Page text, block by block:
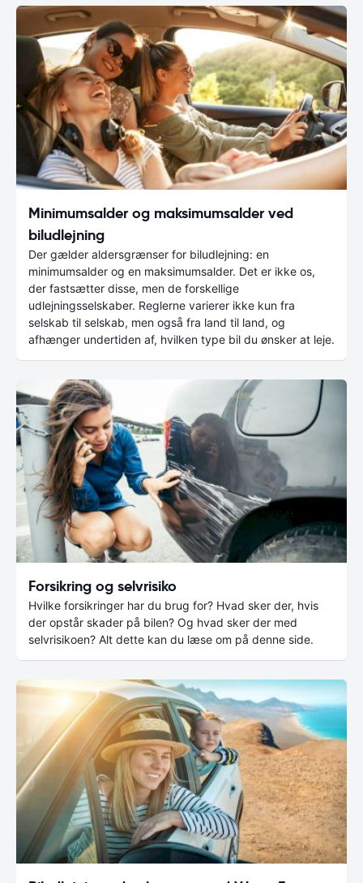
Minimumsalder og maksimumsalder ved
biludlejning
Der gælder aldersgrænser for biludlejning: en
minimumsalder og en maksimumsalder. Det er ikke os,
der fastsætter disse, men de forskellige
udlejningsselskaber. Reglerne varierer ikke kun fra
selskab til selskab, men også fra land til land, og
afhænger undertiden af, hvilken type bil du ønsker at leje.
Forsikring og selvrisiko
Hvilke forsikringer har du brug for? Hvad sker der, hvis
der opstår skader på bilen? Og hvad sker der med
selvrisikoen? Alt dette kan du læse om på denne side.